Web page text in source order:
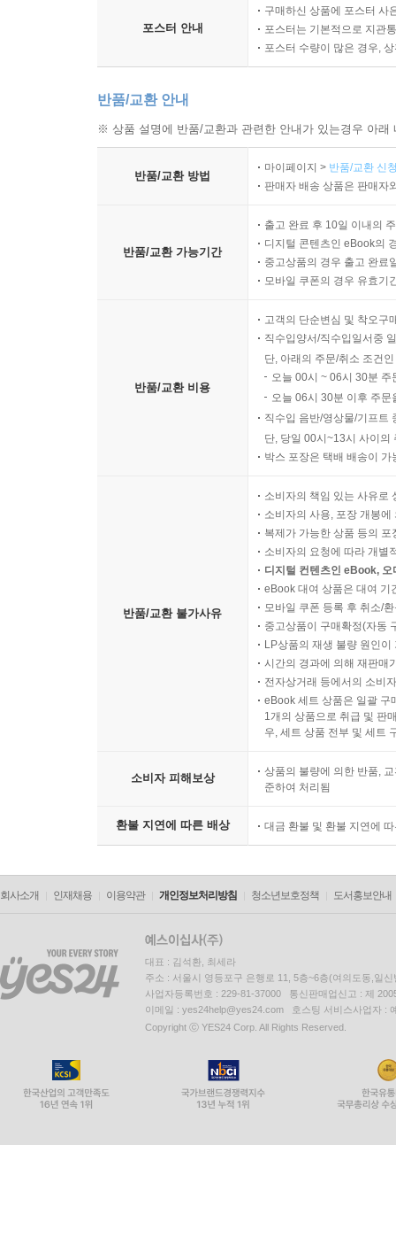
포스터 안내
구매하신 상품에 포스터 사
포스터는 기본적으로 지관
포스터 수량이 많은 경우,
반품/교환 안내
※ 상품 설명에 반품/교환과 관련한 안내가 있는경우 아
반품/교환 방법
마이페이지 > 반품/교환 신
판매자 배송 상품은 판매자
반품/교환 가능기간
출고 완료 후 10일 이내의
디지털 콘텐츠인 eBook의
중고상품의 경우 출고 완료
모바일 쿠폰의 경우 유효기
반품/교환 비용
고객의 단순변심 및 착오구
직수입양서/직수입일서중
단, 아래의 주문/취소 조건
오늘 00시 ~ 06시 30분
오늘 06시 30분 이후 주
직수입 음반/영상물/기프트
단, 당일 00시~13시 사이의
박스 포장은 택배 배송이
반품/교환 불가사유
소비자의 책임 있는 사유로
소비자의 사용, 포장 개봉
복제가 가능한 상품 등의
소비자의 요청에 따라 개별
디지털 컨텐츠인 eBook,
eBook 대여 상품은 대여 기
모바일 쿠폰 등록 후 취소/
중고상품이 구매확정(자동
LP상품의 재생 불량 원인
시간의 경과에 의해 재판매
전자상거래 등에서의 소비
eBook 세트 상품은 일괄 구
1개의 상품으로 취급 및 판
우, 세트 상품 전부 및 세트
소비자 피해보상
상품의 불량에 의한 반품,
준하여 처리됨
환불 지연에 따른 배상 대금 환불 및 환불 지연에
회사소개 인재채용 이용약관 개인정보처리방침 청소년보호정책 도서홍보안내
대표 : 김석환, 최세라
주소 : 서울시 영등포구 은행로 11, 5층~6층(여의도동,일신
사업자등록번호 : 229-81-37000 통신판매업신고 : 제
이메일 : yes24help@yes24.com 호스팅 서비스사업자 :
Copyright ⓒ YES24 Corp. All Rights Reserved.